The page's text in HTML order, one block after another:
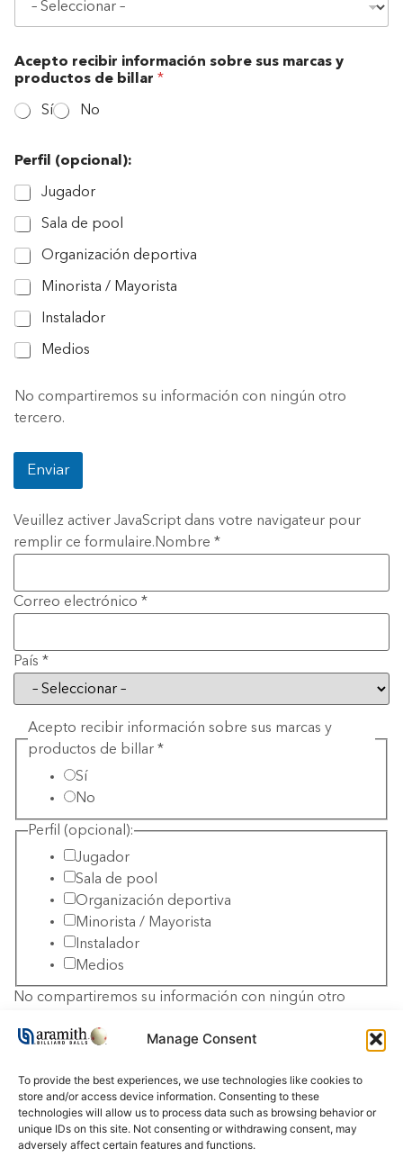
Manage Consent
To provide the best experiences, we use technologies like cookies to
store and/or access device information. Consenting to these
technologies will allow us to process data such as browsing behavior or
unique IDs on this site. Not consenting or withdrawing consent, may
adversely affect certain features and functions.
Acepto recibir información sobre sus marcas y
productos de billar *
Sí No
Perfil (opcional):
Jugador
Sala de pool
Organización deportiva
Minorista / Mayorista
Instalador
Medios
a
r
a
l
a
r
e
c
b
i
No compartiremos su información con ningún otro
tercero.
Enviar
Veuillez activer JavaScript dans votre navigateur pour
remplir ce formulaire. Nombre *
Correo electrónico *
País *
Acepto recibir información sobre sus marcas y
productos de billar *
Sí
No
Perfil (opcional):
Jugador
Sala de pool
Organización deportiva
Minorista / Mayorista
Instalador
Medios
No compartiremos su información con ningún otro
Enviar